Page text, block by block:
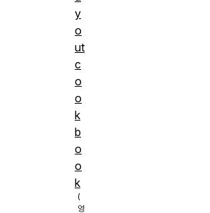
y
o
ut
c
o
o
k
b
o
o
k